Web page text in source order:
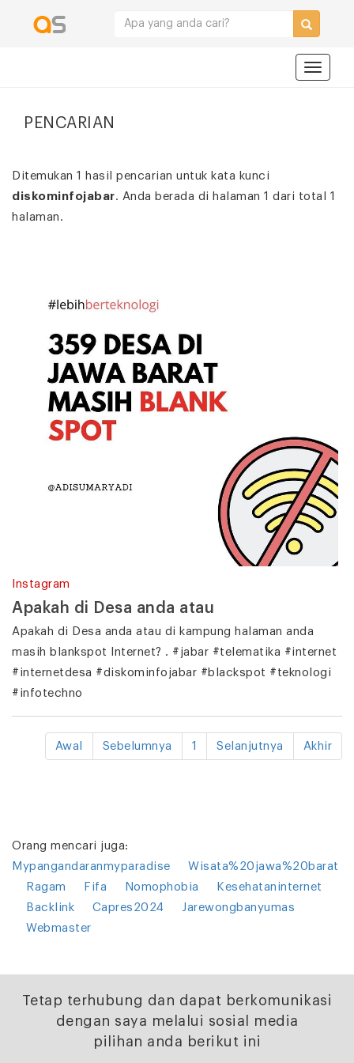
PENCARIAN
Ditemukan 1 hasil pencarian untuk kata kunci
diskominfojabar. Anda berada di halaman 1 dari total 1
halaman.
Instagram
Apakah di Desa anda atau
Apakah di Desa anda atau di kampung halaman anda
masih blankspot Internet? . #jabar #telematika #internet
#internetdesa #diskominfojabar #blackspot #teknologi
#infotechno
Awal Sebelumnya 1 Selanjutnya Akhir
Orang mencari juga:
Mypangandaranmyparadise
Wisata%20jawa%20barat
Ragam
Fifa Nomophobia
Kesehataninternet
Backlink
Capres2024
Jarewongbanyumas
Webmaster
Tetap terhubung dan dapat berkomunikasi
dengan saya melalui sosial media
pilihan anda berikut ini